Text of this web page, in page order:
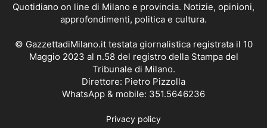
Quotidiano on line di Milano e provincia. Notizie, opinioni,
approfondimenti, politica e cultura.
© GazzettadiMilano.it testata giornalistica registrata il 10
Maggio 2023 al n.58 del registro della Stampa del
Tribunale di Milano.
Direttore: Pietro Pizzolla
WhatsApp & mobile: 351.5646236
Privacy policy